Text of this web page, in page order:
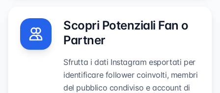
Scopri Potenziali Fan o
Partner
Sfrutta i dati Instagram esportati per
identificare follower coinvolti, membri
del pubblico condiviso e account di